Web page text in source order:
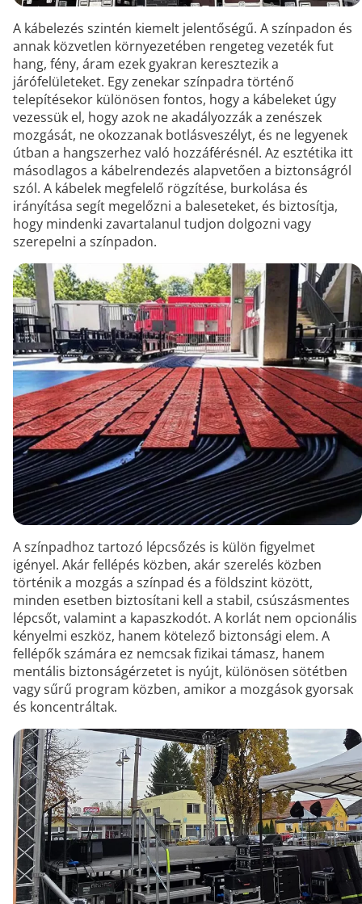
A kábelezés szintén kiemelt jelentőségű. A színpadon és
annak közvetlen környezetében rengeteg vezeték fut
hang, fény, áram ezek gyakran keresztezik a
járófelületeket. Egy zenekar színpadra történő
telepítésekor különösen fontos, hogy a kábeleket úgy
vezessük el, hogy azok ne akadályozzák a zenészek
mozgását, ne okozzanak botlásveszélyt, és ne legyenek
útban a hangszerhez való hozzáférésnél. Az esztétika itt
másodlagos a kábelrendezés alapvetően a biztonságról
szól. A kábelek megfelelő rögzítése, burkolása és
irányítása segít megelőzni a baleseteket, és biztosítja,
hogy mindenki zavartalanul tudjon dolgozni vagy
szerepelni a színpadon.
A színpadhoz tartozó lépcsőzés is külön figyelmet
igényel. Akár fellépés közben, akár szerelés közben
történik a mozgás a színpad és a földszint között,
minden esetben biztosítani kell a stabil, csúszásmentes
lépcsőt, valamint a kapaszkodót. A korlát nem opcionális
kényelmi eszköz, hanem kötelező biztonsági elem. A
fellépők számára ez nemcsak fizikai támasz, hanem
mentális biztonságérzetet is nyújt, különösen sötétben
vagy sűrű program közben, amikor a mozgások gyorsak
és koncentráltak.